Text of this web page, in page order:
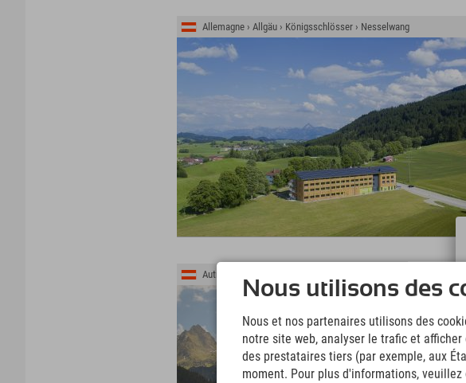
Allemagne › Allgäu › Königsschlösser › Nesselwang
Autriche › Montafon › Gaschurn
Nous utilisons des
Nous et nos partenaires utilisons des
notre site web, analyser le trafic et
des prestataires tiers (par exemple, aux
moment. Pour plus d'informations,